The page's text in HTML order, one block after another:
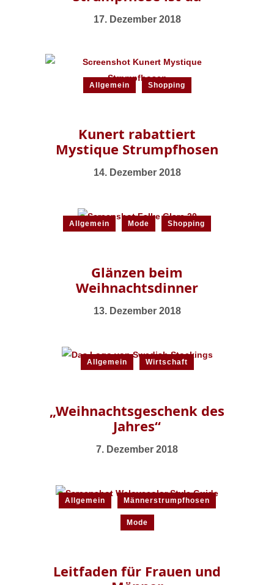
17. Dezember 2018
Allgemein Shopping
Kunert rabattiert
Mystique Strumpfhosen
14. Dezember 2018
Allgemein Mode Shopping
Glänzen beim
Weihnachtsdinner
13. Dezember 2018
Allgemein Wirtschaft
„Weihnachtsgeschenk des
Jahres“
7. Dezember 2018
Allgemein Männerstrumpfhosen
Mode
Leitfaden für Frauen und